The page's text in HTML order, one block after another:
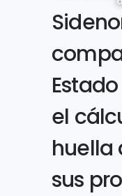
el
huella
sus